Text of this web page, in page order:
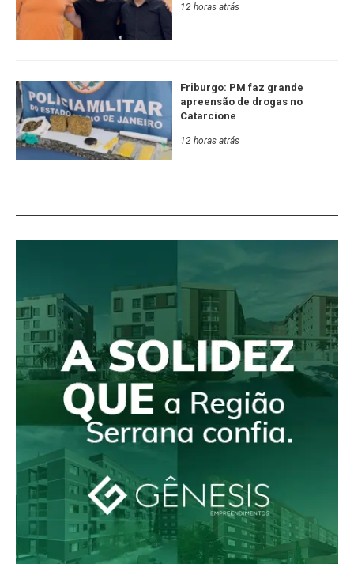
12 horas atrás
Friburgo: PM faz grande
apreensão de drogas no
Catarcione
12 horas atrás